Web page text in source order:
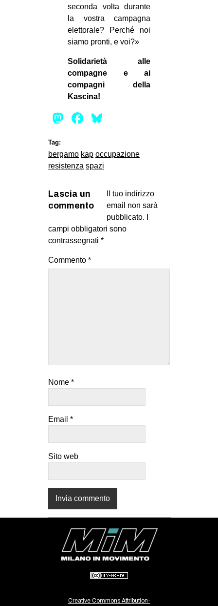
seconda volta durante
la vostra campagna
elettorale? Perché noi
siamo pronti, e voi?»
Solidarietà alle
compagne e ai
compagni della
Kascina!
Mastodon
Facebook
Tag:
bergamo kap occupazione
resistenza spazi
Lascia un
commento
Il tuo indirizzo
email non sarà
pubblicato.
campi obbligatori sono
contrassegnati *
Commento *
Nome *
Email *
Sito web
Creative Commons Attribution-